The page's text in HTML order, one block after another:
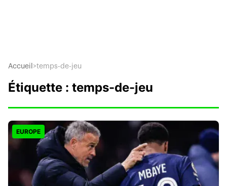
Accueil >temps-de-jeu
Étiquette : temps-de-jeu
EUROPE